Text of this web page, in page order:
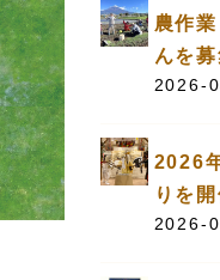
農作
んを
2026-
2026
りを
2026-